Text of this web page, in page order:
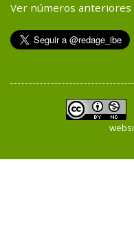
Ver números anteriores